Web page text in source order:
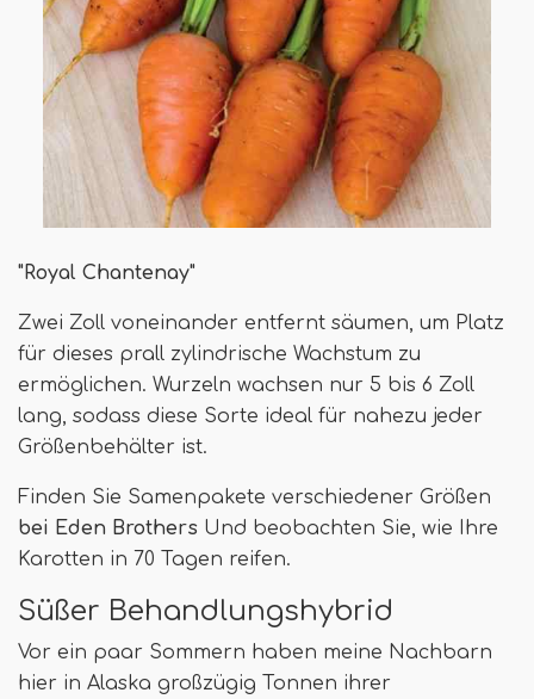
"Royal Chantenay"
Zwei Zoll voneinander entfernt säumen, um Platz
für dieses prall zylindrische Wachstum zu
ermöglichen. Wurzeln wachsen nur 5 bis 6 Zoll
lang, sodass diese Sorte ideal für nahezu jeder
Größenbehälter ist.
Finden Sie Samenpakete verschiedener Größen
bei Eden Brothers Und beobachten Sie, wie Ihre
Karotten in 70 Tagen reifen.
Süßer Behandlungshybrid
Vor ein paar Sommern haben meine Nachbarn
hier in Alaska großzügig Tonnen ihrer